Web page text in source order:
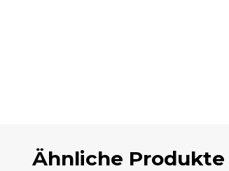
Ähnliche Produkte